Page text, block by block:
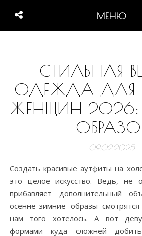
МЕНЮ
СТИЛЬНАЯ
ОДЕЖДА ДЛЯ
ЖЕНЩИН 2026:
09.02.2025
Создать красивые аутфиты на холодное время года –
это целое искусство. Ведь, не
прибавляет дополнительный
осенне-зимние образы
нам того хотелось. А вот
формами куда сложней